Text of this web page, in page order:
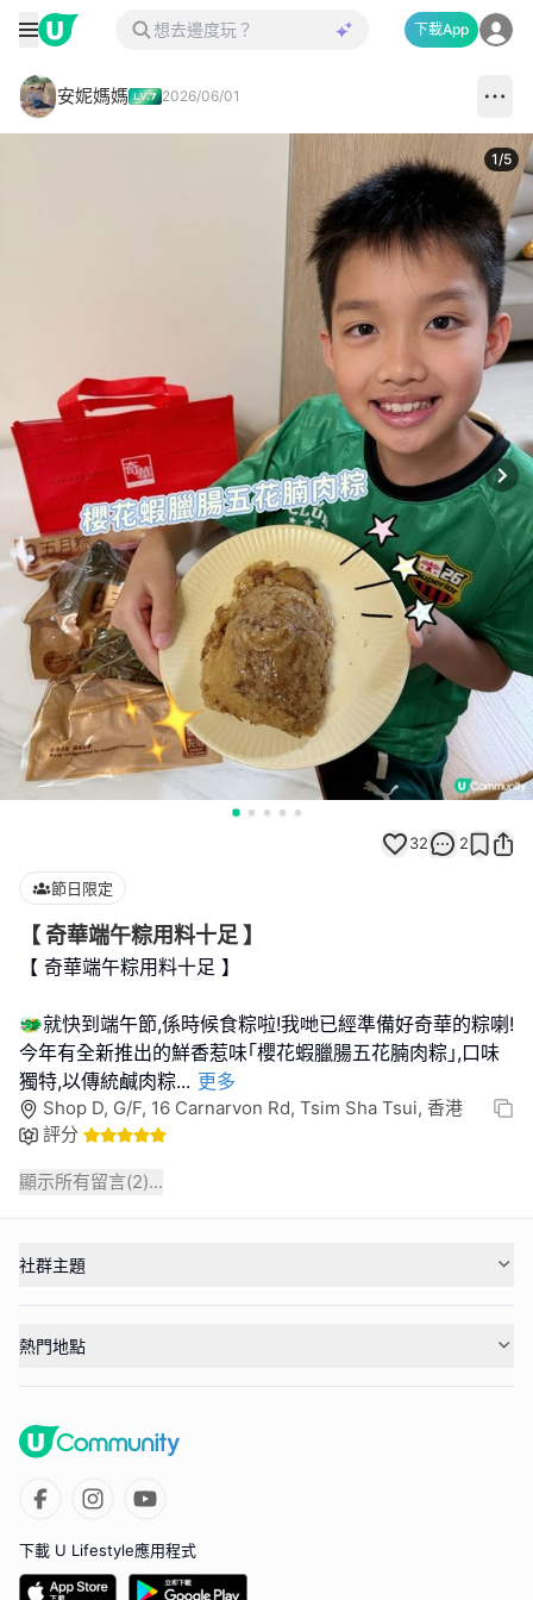
下載App
安妮媽媽 2026/06/01
1/5
32 2
節日限定
【 奇華端午粽用料十足 】
【 奇華端午粽用料十足 】
🐲就快到端午節,係時候食粽啦!我哋已經準備好奇華的粽喇!
今年有全新推出的鮮香惹味｢櫻花蝦臘腸五花腩肉粽｣,口味
獨特,以傳統鹹肉粽... 更多
Shop D, G/F, 16 Carnarvon Rd, Tsim Sha Tsui, 香港
評分
顯示所有留言(2)...
社群主題
熱門地點
下載 U Lifestyle應用程式